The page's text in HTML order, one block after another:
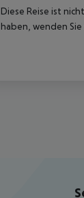
Diese Reise ist
haben, wenden